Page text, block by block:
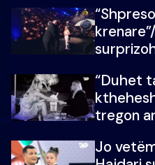
mban
“Duhet
tregon
çoja
Jo